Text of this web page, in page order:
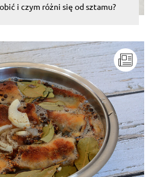
i czym różni się od sztamu?